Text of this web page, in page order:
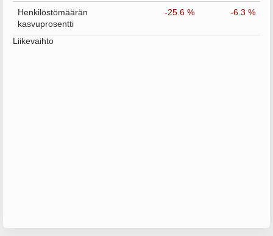
Henkilöstömäärän
kasvuprosentti
-25.6 % -6.3 %
Liikevaihto